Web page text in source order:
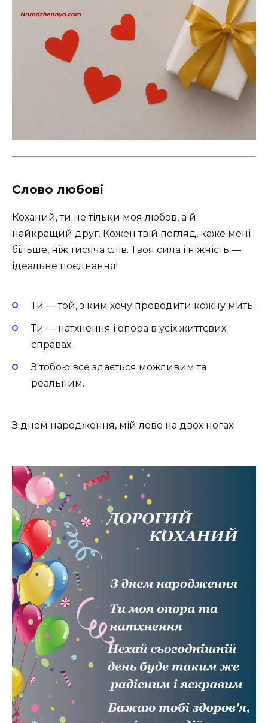
Слово любові
Коханий, ти не тільки моя любов, а й
найкращий друг. Кожен твій погляд, каже мені
більше, ніж тисяча слів. Твоя сила і ніжність —
ідеальне поєднання!
Ти — той, з ким хочу проводити кожну мить.
Ти — натхнення і опора в усіх життєвих
справах.
З тобою все здається можливим та
реальним.
З днем народження, мій леве на двох ногах!